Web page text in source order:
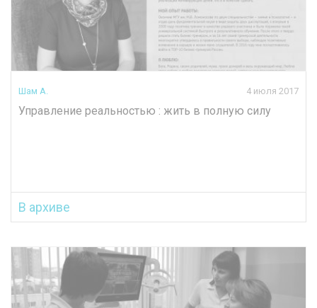
Шам А. 4 июля 2017
Управление реальностью : жить в полную силу
В архиве